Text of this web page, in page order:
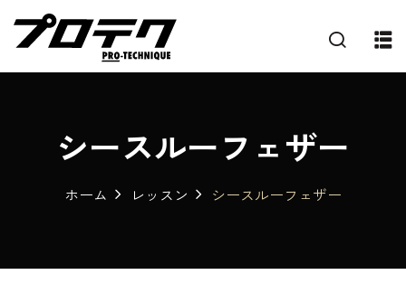
シースルーフェザー
ホーム レッスン シースルーフェザー